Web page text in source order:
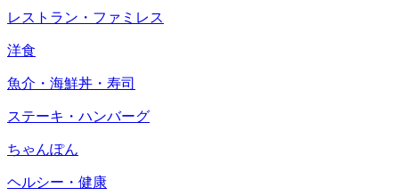
レストラン・ファミレス
洋食
魚介・海鮮丼・寿司
ステーキ・ハンバーグ
ちゃんぽん
ヘルシー・健康